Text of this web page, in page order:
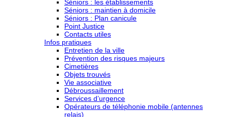
Séniors : les établissements
Séniors : maintien à domicile
Séniors : Plan canicule
Point Justice
Contacts utiles
Infos pratiques
Entretien de la ville
Prévention des risques majeurs
Cimetières
Objets trouvés
Vie associative
Débroussaillement
Services d’urgence
Opérateurs de téléphonie mobile (antennes
relais)